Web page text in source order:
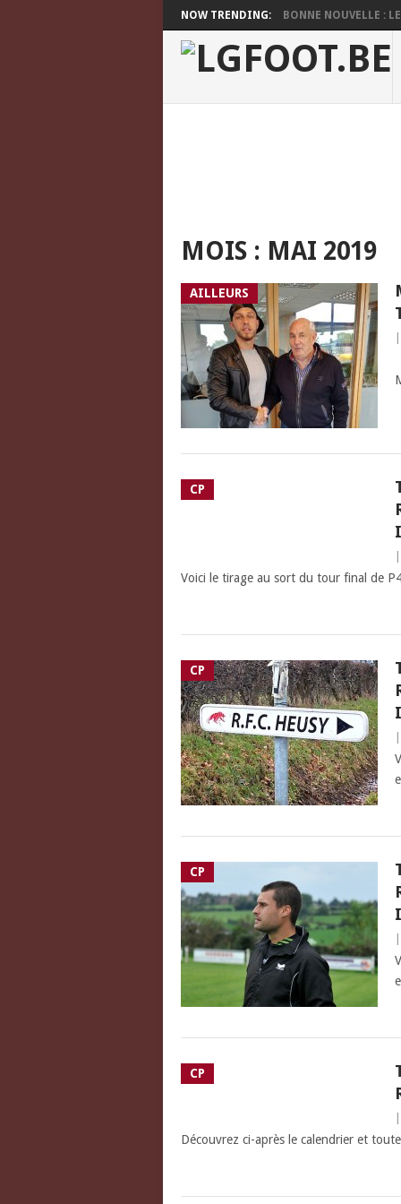
NOW TRENDING: BONNE NOUVELLE :
MOIS : MAI 2019
AILLEURS
CP
Voici le tirage au sort du tour final de
CP
CP
CP
Découvrez ci-après le calendrier et